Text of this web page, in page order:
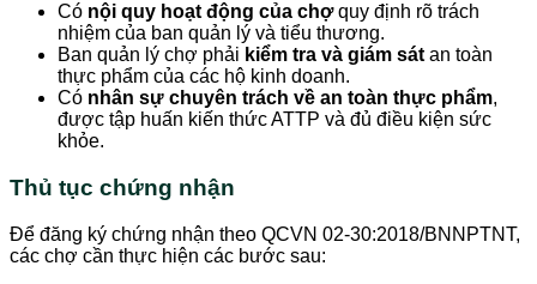
Có nội quy hoạt động của chợquy định rõ trách
nhiệm của ban quản lý và tiểu thương.
Ban quản lý chợ phải kiểm tra và giám sátan toàn
thực phẩm của các hộ kinh doanh.
Có nhân sự chuyên trách về an toàn thực phẩm,
được tập huấn kiến thức ATTP và đủ điều kiện sức
khỏe.
Thủ tục chứng nhận
Để đăng ký chứng nhận theo QCVN 02-30:2018/BNNPTNT,
các chợ cần thực hiện các bước sau: